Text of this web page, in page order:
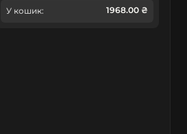
У кошик: 1968.00 ₴